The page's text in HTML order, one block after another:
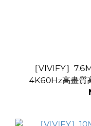
［VIVIFY］
4K60Hz高畫質